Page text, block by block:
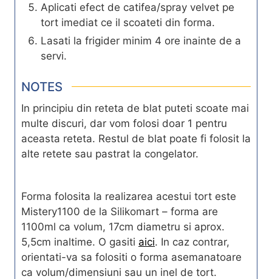
Aplicati efect de catifea/spray velvet pe
tort imediat ce il scoateti din forma.
Lasati la frigider minim 4 ore inainte de a
servi.
NOTES
In principiu din reteta de blat puteti scoate mai
multe discuri, dar vom folosi doar 1 pentru
aceasta reteta. Restul de blat poate fi folosit la
alte retete sau pastrat la congelator.
Forma folosita la realizarea acestui tort este
Mistery1100 de la Silikomart – forma are
1100ml ca volum, 17cm diametru si aprox.
5,5cm inaltime. O gasiti aici. In caz contrar,
orientati-va sa folositi o forma asemanatoare
ca volum/dimensiuni sau un inel de tort.